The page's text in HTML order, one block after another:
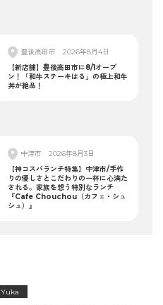
豊後高田市
2026年8月4日
【新店舗】豊後高田市に8/1オープ
ン！「和牛ステーキはる」の極上和牛
丼が絶品！
中津市
2026年8月3日
【神コスパランチ特集】中津市/手作
りの優しさとこだわりの一杯に心満た
される。家族を想う特別なランチ
『Cafe Chouchou（カフェ・シュ
シュ）』
Yuka